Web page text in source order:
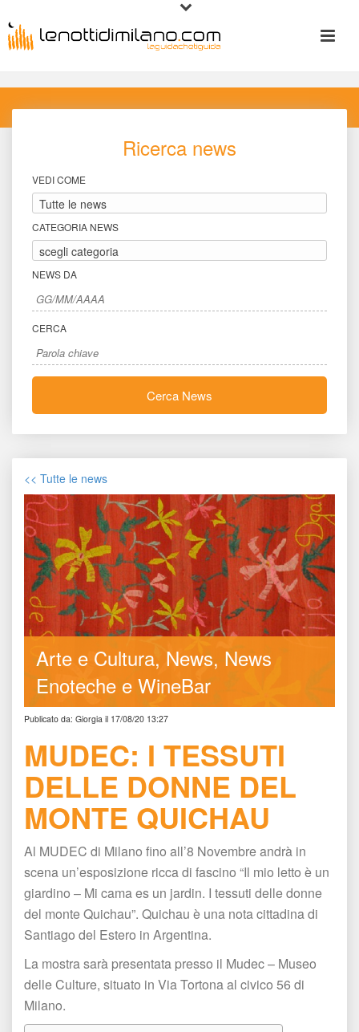
Ricerca new
VEDI COME
CATEGORIA NEWS
NEWS DA
CERCA
Cerca New
<< Tutte le new
Arte e Cultura New News
Enoteche e WineBar
Publicato da: Giorgia il 17/08/20 13:27
MUDEC: I TESSUTI
DELLE DONNE DEL
MONTE QUICHAU
Al MUDEC di Milano fino all’8 Novembre andrà in
cena un’esposizione ricca di fascino “Il mio letto è un
giardino – Mi cama es un jardin. I tessuti delle donne
del monte Quichau”. Quichau è una nota cittadina di
Santiago del Estero in Argentina.
La mostra sarà presentata presso il Mudec – Museo
delle Culture, situato in Via Tortona al civico 56 di
Milano.